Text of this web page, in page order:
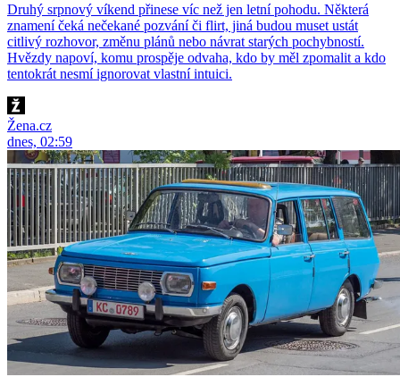
Druhý srpnový víkend přinese víc než jen letní pohodu. Některá
znamení čeká nečekané pozvání či flirt, jiná budou muset ustát
citlivý rozhovor, změnu plánů nebo návrat starých pochybností.
Hvězdy napoví, komu prospěje odvaha, kdo by měl zpomalit a kdo
tentokrát nesmí ignorovat vlastní intuici.
Žena.cz
dnes, 02:59